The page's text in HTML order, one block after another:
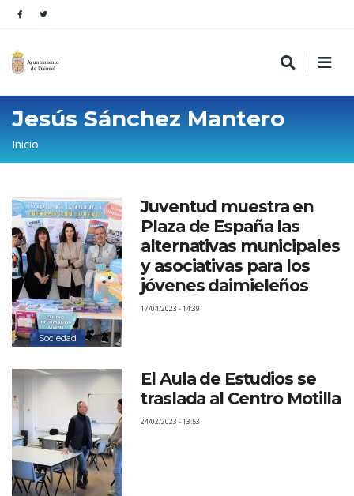
Jesús Sánchez Mantero
Sobrescribir
enlaces
de
ayuda
a
la
navegación
Inicio
Sociedad
Juventud muestra en
Plaza de España las
alternativas municipales
y asociativas para los
jóvenes daimieleños
17/04/2023 - 14:39
El Aula de Estudios se
traslada al Centro Motilla
24/02/2023 - 13:53